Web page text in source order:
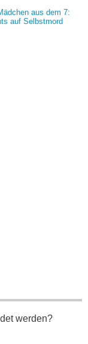
aus dem 7:
auf Selbstmord
werden?